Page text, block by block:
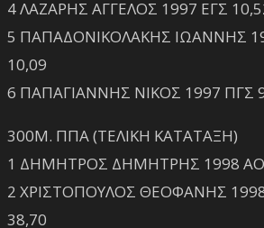
4 ΛΑΖΑΡΗΣ ΑΓΓΕΛΟΣ 1997 ΕΓΣ
5 ΠΑΠΑΔΟΝΙΚΟΛΑΚΗΣ ΙΩΑΝΝΗΣ
10,09
6 ΠΑΠΑΓΙΑΝΝΗΣ ΝΙΚΟΣ 1997 ΠΓΣ
300Μ. ΠΠΑ (ΤΕΛΙΚΗ ΚΑΤΑΤΑΞΗ)
1 ΔΗΜΗΤΡΟΣ ΔΗΜΗΤΡΗΣ 1998 ΑΟ
2 ΧΡΙΣΤΟΠΟΥΛΟΣ ΘΕΟΦΑΝΗΣ
38,70